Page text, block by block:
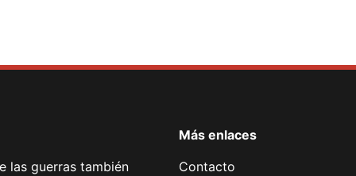
las guerras también
Más enlaces
Contacto